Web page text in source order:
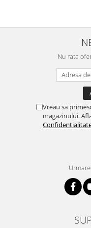
Nu rata
Vreau sa
magazinului.